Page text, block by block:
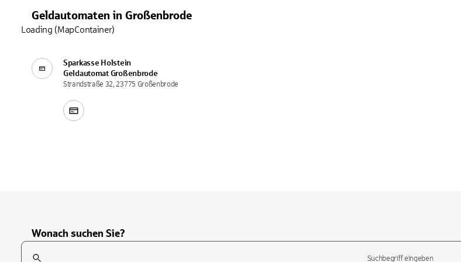
Geldautomaten in Großenbrode
Sparkasse Holstein
Geldautomat Großenbrode
Strandstraße 32, 23775 Großenbrode
Loading (MapContainer)
Wonach suchen Sie?
Suchfeld